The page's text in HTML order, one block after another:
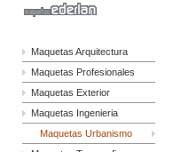
Maquetas Arquitectura
Maquetas Profesionales
Maquetas Exterior
Maquetas Ingenieria
Maquetas Urbanismo